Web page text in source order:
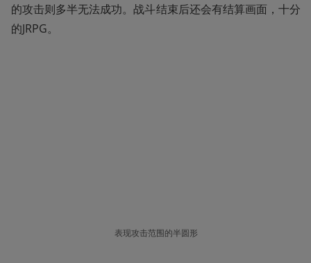
的攻击则多半无法成功。战斗结束后还会有结算画面，十分
的JRPG。
表现攻击范围的半圆形